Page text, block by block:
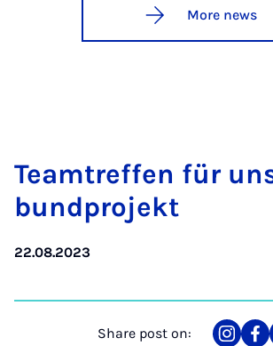
More news
Teamtref­fen für
bund­pro­jekt
22.08.2023
Share post on: